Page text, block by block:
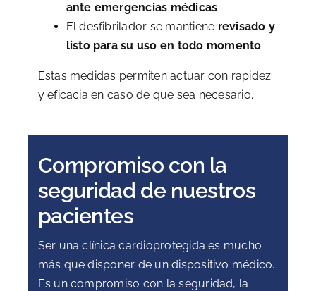
ante emergencias médicas
El desfibrilador se mantiene revisado y
listo para su uso en todo momento
Estas medidas permiten actuar con rapidez
y eficacia en caso de que sea necesario.
Compromiso con la
seguridad de nuestros
pacientes
Ser una clínica cardioprotegida es mucho
más que disponer de un dispositivo médico.
Es un compromiso con la seguridad, la